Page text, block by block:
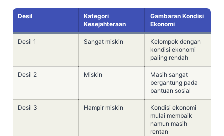
Desil
Kategori
Kesejahteraan
Gambaran Kondisi
Ekonomi
Desil 1 Sangat miskin
Kelompok dengan
kondisi ekonomi
paling rendah
Desil 2 Miskin
Masih sangat
bergantung pada
bantuan sosial
Desil 3 Hampir miskin
Kondisi ekonomi
mulai membaik
namun masih
rentan